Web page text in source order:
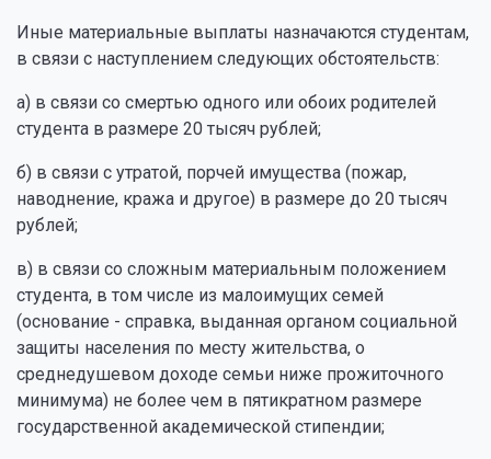
Иные материальные выплаты назначаются студентам,
в связи с наступлением следующих обстоятельств:
а) в связи со смертью одного или обоих родителей
студента в размере 20 тысяч рублей;
б) в связи с утратой, порчей имущества (пожар,
наводнение, кража и другое) в размере до 20 тысяч
рублей;
в) в связи со сложным материальным положением
студента, в том числе из малоимущих семей
(основание - справка, выданная органом социальной
защиты населения по месту жительства, о
среднедушевом доходе семьи ниже прожиточного
минимума) не более чем в пятикратном размере
государственной академической стипендии;